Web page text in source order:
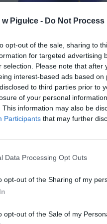
Pigułce - Do Not
opt-out of the sale, sharing to
for targeted advertising
selection. Please note that
interest-based ads based
to third parties prior to
of your personal
This information may also be
Participants that may further
Data Processing Opt Outs
opt-out of the Sharing of my
opt-out of the Sale of my
Fot. By Platforma Obywatelska
Konstytucyjny wczoraj po